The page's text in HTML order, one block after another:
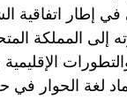
في إطار اتفاقية
إلى المملكة
والتطورات
لغة الحوار في